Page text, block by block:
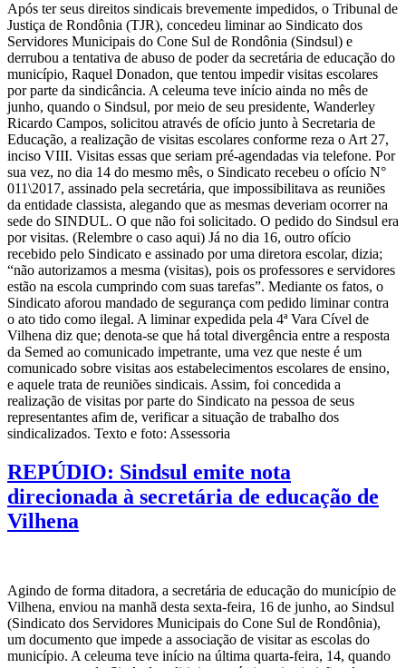
Após ter seus direitos sindicais brevemente impedidos, o Tribunal de
Justiça de Rondônia (TJR), concedeu liminar ao Sindicato dos
Servidores Municipais do Cone Sul de Rondônia (Sindsul) e
derrubou a tentativa de abuso de poder da secretária de educação do
município, Raquel Donadon, que tentou impedir visitas escolares
por parte da sindicância. A celeuma teve início ainda no mês de
junho, quando o Sindsul, por meio de seu presidente, Wanderley
Ricardo Campos, solicitou através de ofício junto à Secretaria de
Educação, a realização de visitas escolares conforme reza o Art 27,
inciso VIII. Visitas essas que seriam pré-agendadas via telefone. Por
sua vez, no dia 14 do mesmo mês, o Sindicato recebeu o ofício N°
011\2017, assinado pela secretária, que impossibilitava as reuniões
da entidade classista, alegando que as mesmas deveriam ocorrer na
sede do SINDUL. O que não foi solicitado. O pedido do Sindsul era
por visitas. (Relembre o caso aqui) Já no dia 16, outro ofício
recebido pelo Sindicato e assinado por uma diretora escolar, dizia;
“não autorizamos a mesma (visitas), pois os professores e servidores
estão na escola cumprindo com suas tarefas”. Mediante os fatos, o
Sindicato aforou mandado de segurança com pedido liminar contra
o ato tido como ilegal. A liminar expedida pela 4ª Vara Cível de
Vilhena diz que; denota-se que há total divergência entre a resposta
da Semed ao comunicado impetrante, uma vez que neste é um
comunicado sobre visitas aos estabelecimentos escolares de ensino,
e aquele trata de reuniões sindicais. Assim, foi concedida a
realização de visitas por parte do Sindicato na pessoa de seus
representantes afim de, verificar a situação de trabalho dos
sindicalizados. Texto e foto: Assessoria
REPÚDIO: Sindsul emite nota
direcionada à secretária de educação de
Vilhena
Agindo de forma ditadora, a secretária de educação do município de
Vilhena, enviou na manhã desta sexta-feira, 16 de junho, ao Sindsul
(Sindicato dos Servidores Municipais do Cone Sul de Rondônia),
um documento que impede a associação de visitar as escolas do
município. A celeuma teve início na última quarta-feira, 14, quando